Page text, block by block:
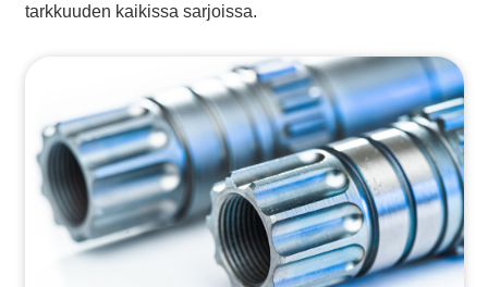
tarkkuuden kaikissa sarjoissa.